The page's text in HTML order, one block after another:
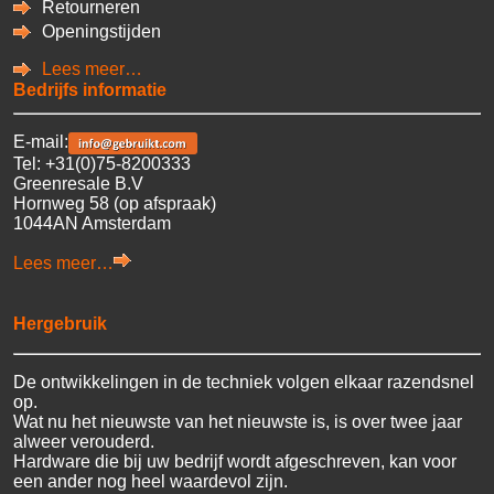
14 8GB/512 PC
HP EliteBook 840 i5-4310U
HP EliteBook 840 i5-4310U
14 4GB/128 PC
HP EliteBook 840 i5-4310U
14 8GB/10T PC
HP EliteBook 840 i5-4310U
14 8GB/128 PC
HP EliteBook 840 i5-4310U
HP EliteBook 840 i5-4310U
14 8GB/256 PC
HP EliteBook 840 i5-4310U
HP EliteBook 840 i7-4600U
14 16GB/10T PC
HP EliteBook 840 i7-4600U
14 16GB/180 PC
Retourneren
Openingstijden
Lees meer…
Bedrijfs informatie
E-mail:
Tel: +31(0)75-8200333
Greenresale B.V
Hornweg 58 (op afspraak)
1044AN Amsterdam
Lees meer…
Hergebruik
De ontwikkelingen in de techniek volgen elkaar razendsnel
op.
Wat nu het nieuwste van het nieuwste is, is over twee jaar
alweer verouderd.
Hardware die bij uw bedrijf wordt afgeschreven, kan voor
een ander nog heel waardevol zijn.